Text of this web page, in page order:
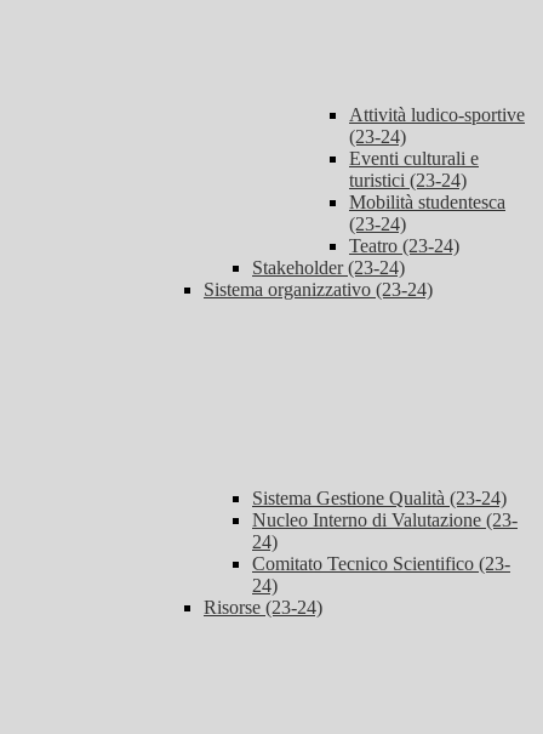
Attività ludico-sportive
(23-24)
Eventi culturali e
turistici (23-24)
Mobilità studentesca
(23-24)
Teatro (23-24)
Stakeholder (23-24)
Sistema organizzativo (23-24)
Sistema Gestione Qualità (23-24)
Nucleo Interno di Valutazione (23-
24)
Comitato Tecnico Scientifico (23-
24)
Risorse (23-24)